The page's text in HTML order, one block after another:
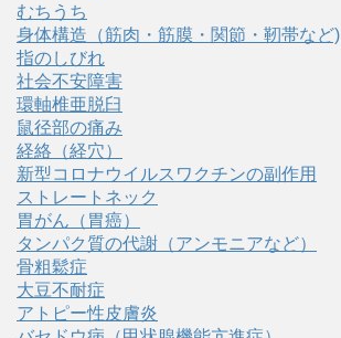
むちうち
身体構造（筋肉・筋膜・関節・靭帯など)
指のしびれ
社会不安障害
環軸椎亜脱臼
鼠径部の痛み
経絡（経穴）
新型コロナウイルスワクチンの副作用
ストレートネック
胃がん（胃癌）
タンパク質の代謝（アンモニアなど）
骨粗鬆症
大豆不耐症
アトピー性皮膚炎